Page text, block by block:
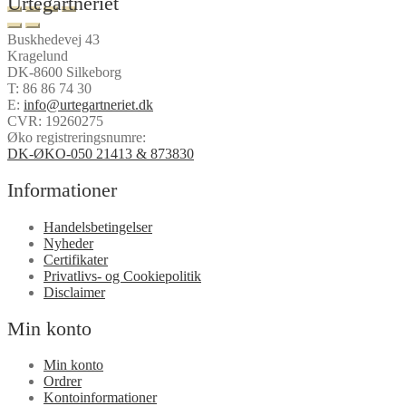
Buskhedevej 43
Kragelund
DK-8600 Silkeborg
T: 86 86 74 30
E: info@urtegartneriet.dk
CVR: 19260275
Øko registreringsnumre:
DK-ØKO-050 21413 & 873830
Informationer
Handelsbetingelser
Nyheder
Certifikater
Privatlivs- og Cookiepolitik
Disclaimer
Min konto
Min konto
Ordrer
Kontoinformationer